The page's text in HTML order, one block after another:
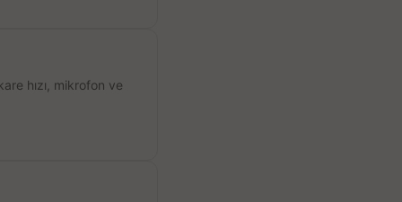
hızı, mikrofon ve